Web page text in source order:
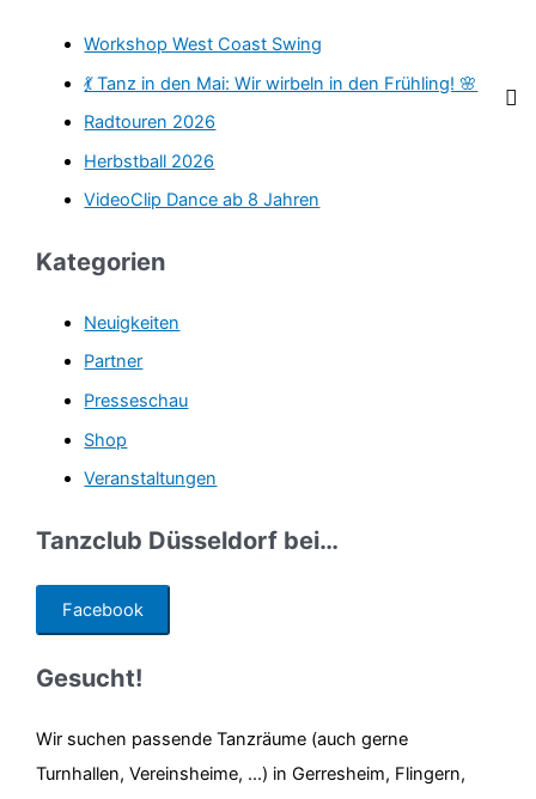
:
Workshop West Coast Swing
💃 Tanz in den Mai: Wir wirbeln in den Frühling! 🌸
Radtouren 2026
Herbstball 2026
VideoClip Dance ab 8 Jahren
Kategorien
Neuigkeiten
Partner
Presseschau
Shop
Veranstaltungen
Tanzclub Düsseldorf bei…
Facebook
Gesucht!
Wir suchen passende Tanzräume (auch gerne
Turnhallen, Vereinsheime, ...) in Gerresheim, Flingern,